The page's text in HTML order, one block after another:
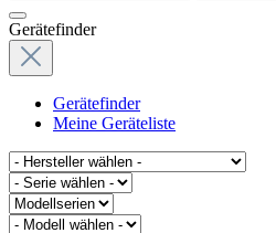
Gerätefinder
Gerätefinder
Meine Geräteliste